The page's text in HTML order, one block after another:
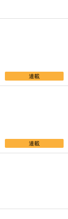
連載
連載